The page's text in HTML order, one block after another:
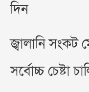
দিন
জ্বালানি সংকট
সর্বোচ্চ চেষ্টা